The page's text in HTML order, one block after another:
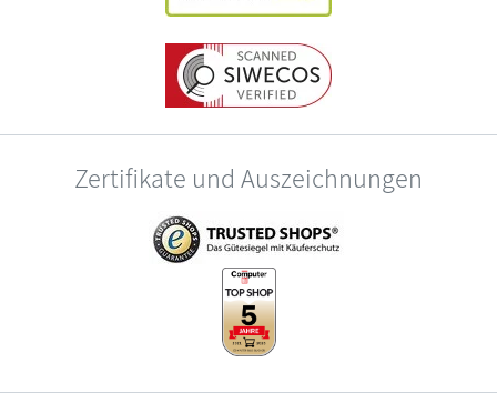
Zertifikate und Auszeichnungen